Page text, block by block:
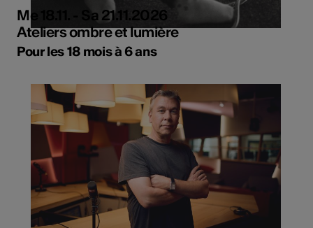
Me 18.11. - Sa 21.11.2026
Ateliers ombre et lumière
Pour les 18 mois à 6 ans